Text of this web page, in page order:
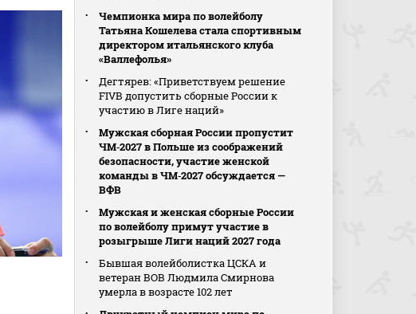
Чемпионка мира по волейболу
Татьяна Кошелева стала спортивным
директором итальянского клуба
«Валлефолья»
Дегтярев: «Приветствуем решение
FIVB допустить сборные России к
участию в Лиге наций»
Мужская сборная России пропустит
ЧМ‑2027 в Польше из соображений
безопасности, участие женской
команды в ЧМ‑2027 обсуждается —
ВФВ
Мужская и женская сборные России
по волейболу примут участие в
розыгрыше Лиги наций 2027 года
Бывшая волейболистка ЦСКА и
ветеран ВОВ Людмила Смирнова
умерла в возрасте 102 лет